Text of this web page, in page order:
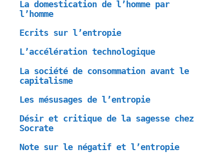
La domestication de l’homme par
l’homme
Ecrits sur l’entropie
L’accélération technologique
La société de consommation avant le
capitalisme
Les mésusages de l’entropie
Désir et critique de la sagesse chez
Socrate
Note sur le négatif et l’entropie